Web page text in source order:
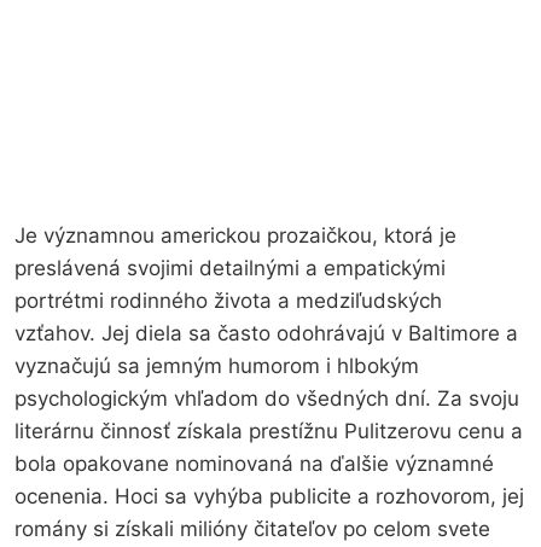
Je významnou americkou prozaičkou, ktorá je
preslávená svojimi detailnými a empatickými
portrétmi rodinného života a medziľudských
vzťahov. Jej diela sa často odohrávajú v Baltimore a
vyznačujú sa jemným humorom i hlbokým
psychologickým vhľadom do všedných dní. Za svoju
literárnu činnosť získala prestížnu Pulitzerovu cenu a
bola opakovane nominovaná na ďalšie významné
ocenenia. Hoci sa vyhýba publicite a rozhovorom, jej
romány si získali milióny čitateľov po celom svete